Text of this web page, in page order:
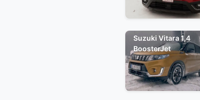
Suzuki Vitara 1,4
BoosterJet